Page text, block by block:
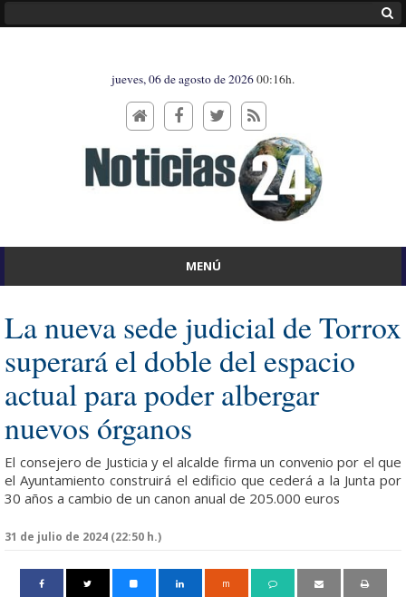
jueves, 06 de agosto de 202600:16h.
MENÚ
La nueva sede judicial de Torrox
superará el doble del espacio
actual para poder albergar
nuevos órganos
El consejero de Justicia y el alcalde firma un convenio por el que
el Ayuntamiento construirá el edificio que cederá a la Junta por
30 años a cambio de un canon anual de 205.000 euros
31 de julio de 2024 (22:50 h.)
m